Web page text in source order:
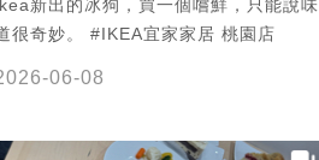
新出的冰狗，買一個嚐鮮，只能說味
很奇妙。 #IKEA宜家家居 桃園店
06-08